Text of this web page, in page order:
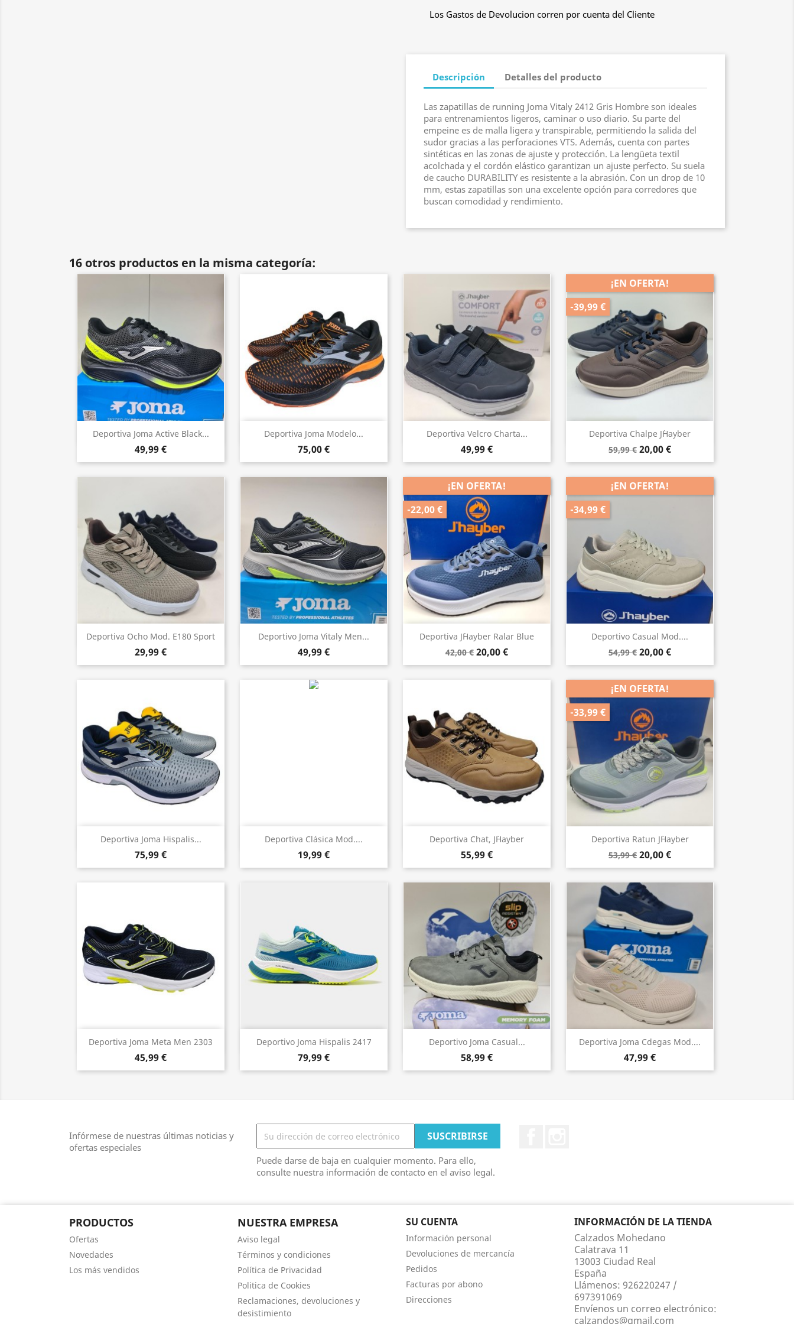
Los Gastos de Devolucion corren por cuenta del Cliente
Descripción Detalles del producto
Las zapatillas de running Joma Vitaly 2412 Gris Hombre son ideales
para entrenamientos ligeros, caminar o uso diario. Su parte del
empeine es de malla ligera y transpirable, permitiendo la salida del
sudor gracias a las perforaciones VTS. Además, cuenta con partes
sintéticas en las zonas de ajuste y protección. La lengüeta textil
acolchada y el cordón elástico garantizan un ajuste perfecto. Su suela
de caucho DURABILITY es resistente a la abrasión. Con un drop de 10
mm, estas zapatillas son una excelente opción para corredores que
buscan comodidad y rendimiento.
16 otros productos en la misma categoría:
Deportiva Joma Active Black...
49,99 €
Vista rápida Deportiva Joma Modelo...
75,00 €
Vista rápida Deportiva Velcro Charta...
49,99 €
Vista rápida
Deportiva Chalpe J`hayber
59,99 € 20,00 €
¡EN OFERTA!
-39,99 €
Vista rápida
Deportiva Ocho Mod. E180 Sport
29,99 €
Vista rápida Deportivo Joma Vitaly Men...
49,99 €
Vista rápida
Deportiva J`Hayber Ralar Blue
42,00 € 20,00 €
¡EN OFERTA!
-22,00 €
Vista rápida
Deportivo Casual Mod....
54,99 € 20,00 €
¡EN OFERTA!
-34,99 €
Vista rápida
Deportiva Joma Hispalis...
75,99 €
Vista rápida Deportiva Clásica Mod....
19,99 €
Vista rápida Deportiva Chat, J`hayber
55,99 €
Vista rápida
Deportiva Ratun J`hayber
53,99 € 20,00 €
¡EN OFERTA!
-33,99 €
Vista rápida
Deportiva Joma Meta Men 2303
45,99 €
Vista rápida Deportivo Joma Hispalis 2417
79,99 €
Vista rápida Deportivo Joma Casual...
58,99 €
Vista rápida Deportiva Joma Cdegas Mod....
47,99 €
 Vista rápida
Infórmese de nuestras últimas noticias y
ofertas especiales
Puede darse de baja en cualquier momento. Para ello,
consulte nuestra información de contacto en el aviso legal.
PRODUCTOS
Ofertas
Novedades
Los más vendidos
NUESTRA EMPRESA
Aviso legal
Términos y condiciones
Política de Privacidad
Politica de Cookies
Reclamaciones, devoluciones y
desistimiento
SU CUENTA
Información personal
Devoluciones de mercancía
Pedidos
Facturas por abono
Direcciones
INFORMACIÓN DE LA TIENDA
Calzados Mohedano
Calatrava 11
13003 Ciudad Real
España
Llámenos: 926220247 /
697391069
Envíenos un correo electrónico:
calzandos@gmail.com